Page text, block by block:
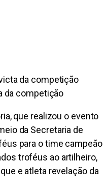
da competição
que realizou o evento
da Secretaria de
para o time campeão
troféus ao artilheiro,
e atleta revelação da